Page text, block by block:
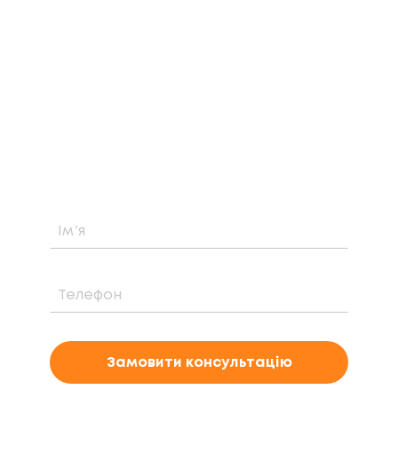
Замовити консультацію